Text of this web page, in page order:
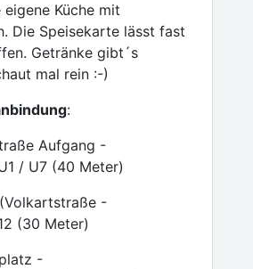
Küche mit
Die Speisekarte lässt fast
Getränke gibt´s
mal rein :-)
:
Aufgang -
/ U7 (40 Meter)
-
(30 Meter)
-